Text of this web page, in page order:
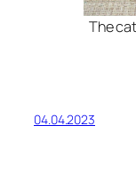
The
04.04.2023